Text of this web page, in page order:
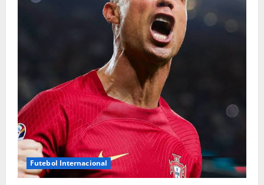
Futebol Internacional